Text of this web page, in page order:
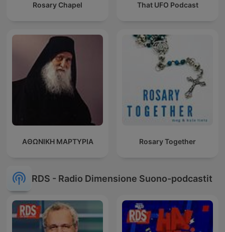
Rosary Chapel That UFO Podcast
ΑΘΩΝΙΚΗ ΜΑΡΤΥΡΙΑ Rosary Together
RDS - Radio Dimensione Suono-podcastit